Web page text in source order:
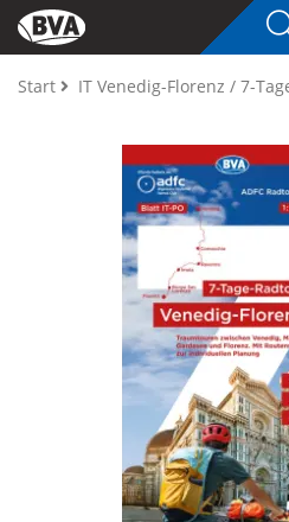
Start IT Venedig-Florenz / 7-